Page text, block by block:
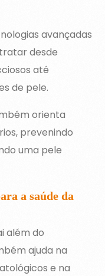
avançadas
desde
até
de pele.
orienta
prevenindo
uma pele
a saúde da
além do
ajuda na
e na